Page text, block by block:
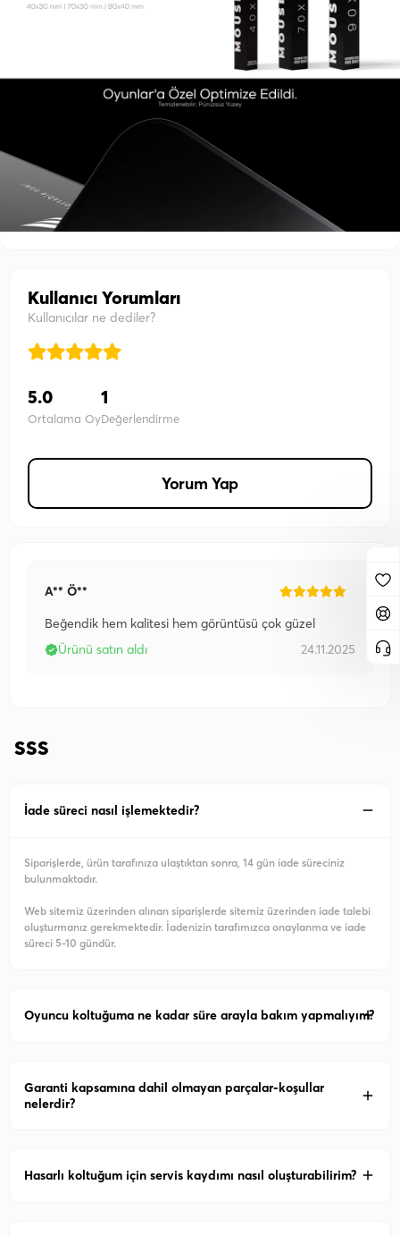
Kullanıcı Yorumları
Kullanıcılar ne dediler?
5.0
Ortalama Oy
1
Değerlendirme
Yorum Yap
A** Ö**
Beğendik hem kalitesi hem görüntüsü çok güzel
Ürünü satın aldı
24.11.2025
SSS
İade süreci nasıl işlemektedir?
Siparişlerde, ürün tarafınıza ulaştıktan sonra, 14 gün iade süreciniz
bulunmaktadır.
Web sitemiz üzerinden alınan siparişlerde sitemiz üzerinden iade talebi
oluşturmanız gerekmektedir. İadenizin tarafımızca onaylanma ve iade
süreci 5-10 gündür.
Oyuncu koltuğuma ne kadar süre arayla bakım yapmalıyım?
Garanti kapsamına dahil olmayan parçalar-koşullar
nelerdir?
Hasarlı koltuğum için servis kaydımı nasıl oluşturabilirim?